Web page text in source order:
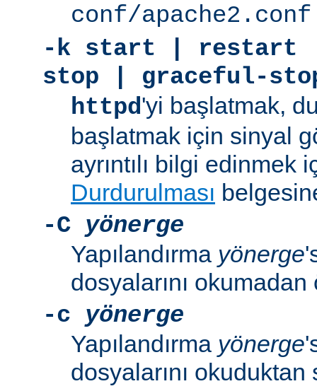
conf/apache2.conf
-k start | restart
stop | graceful-
httpd'yi başlatmak,
başlatmak için sinyal
ayrıntılı bilgi edinmek
Durdurulması
-C yönerge
Yapılandırma yönerge
dosyalarını
-c
yönerge
Yapılandırma yönerge
dosyalarını